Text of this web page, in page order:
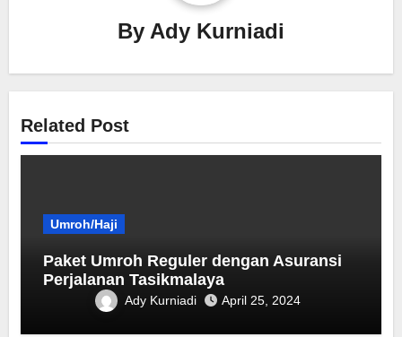
By Ady Kurniadi
Related Post
Umroh/Haji
Paket Umroh Reguler dengan Asuransi
Perjalanan Tasikmalaya
Ady Kurniadi April 25, 2024